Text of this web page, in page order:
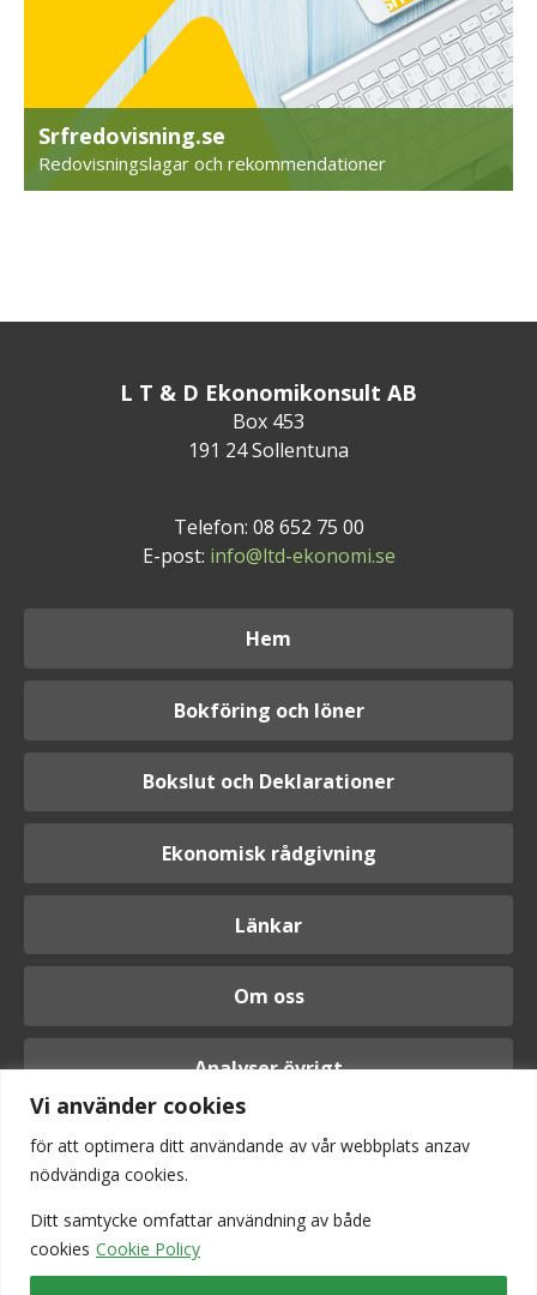
Vi använder cookies
för att optimera ditt användande av vår webbplats anzav
nödvändiga cookies.
Ditt samtycke omfattar användning av både
cookies Cookie Policy
Srfredovisning.se
Redovisningslagar och rekommendationer
L T & D Ekonomikonsult AB
Box 453
191 24 Sollentuna
Telefon: 08 652 75 00
E-post: info@ltd-ekonomi.se
Hem
Bokföring och löner
Bokslut och Deklarationer
Ekonomisk rådgivning
Länkar
Om oss
Analyser övrigt